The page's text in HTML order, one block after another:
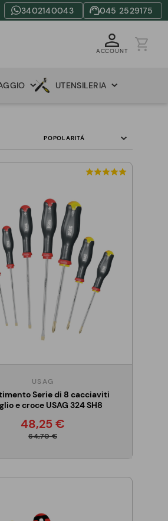
3402140043 045 2529175
ACCOUNT
UTENSILERIA
USAG
Serie di 8 cacciaviti
e croce USAG 324 SH8
48,25 €
64,70 €